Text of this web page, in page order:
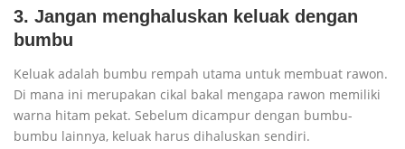
3. Jangan menghaluskan keluak dengan
bumbu
Keluak adalah bumbu rempah utama untuk membuat rawon.
Di mana ini merupakan cikal bakal mengapa rawon memiliki
warna hitam pekat. Sebelum dicampur dengan bumbu-
bumbu lainnya, keluak harus dihaluskan sendiri.